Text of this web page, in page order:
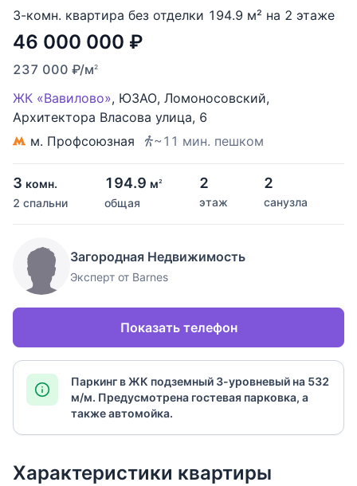
3-комн. квартира без отделки 194.9 м² на 2 этаже
46 000 000 ₽
237 000 ₽/м2
ЖК «Вавилово», ЮЗАО, Ломоносовский,
Архитектора Власова улица, 6
м. Профсоюзная
~11 мин. пешком
3 комн.
2 спальни
194.9 м2
общая
2
этаж
2
санузла
Загородная Недвижимость
Эксперт от Barnes
Показать телефон
Паркинг в ЖК подземный 3-уровневый на 532
м/м. Предусмотрена гостевая парковка, а
также автомойка.
Характеристики квартиры